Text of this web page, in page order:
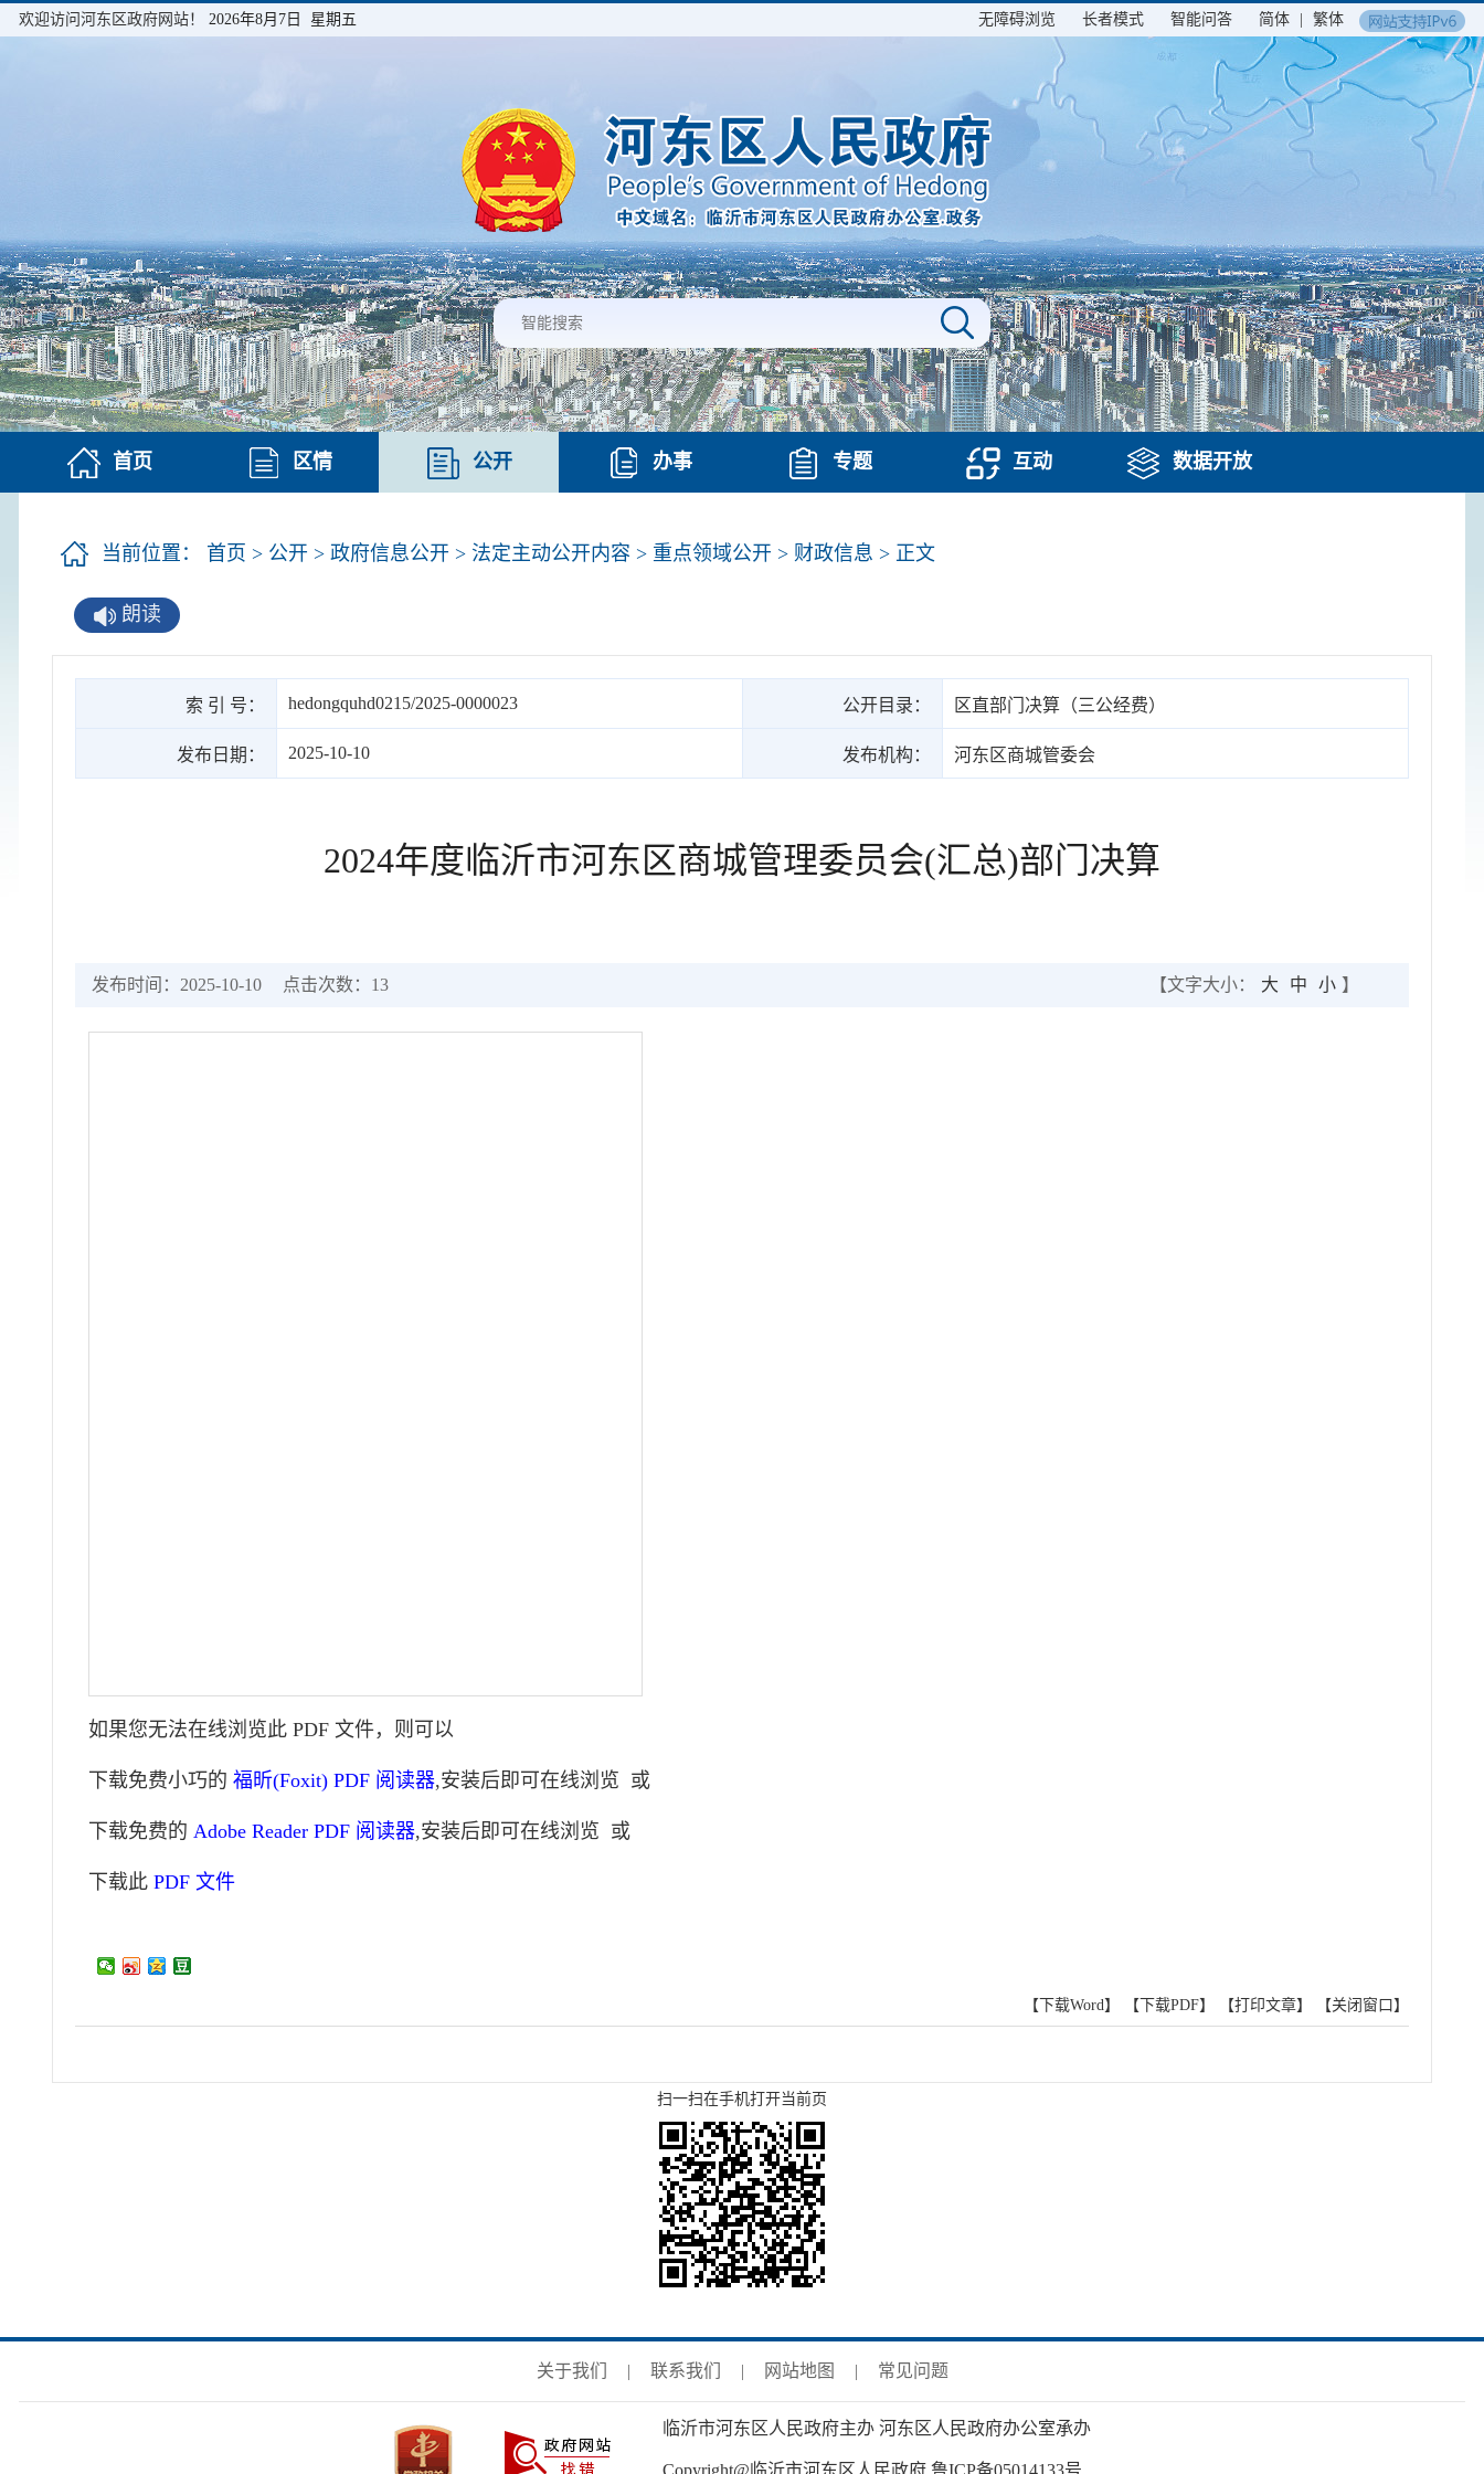
欢迎访问河东区政府网站！ 2026年8月7日 星期五 无障碍浏览 长者模式 智能问答 简体 繁体
首页 区情 公开 办事 专题 互动 数据开放
当前位置： 首页 > 公开 > 政府信息公开 > 法定主动公开内容 > 重点领域公开 > 财政信息 > 正文
朗读
索 引 号： hedongquhd0215/2025-0000023 公开目录： 区直部门决算（三公经费）
发布日期： 2025-10-10 发布机构： 河东区商城管委会
2024年度临沂市河东区商城管理委员会(汇总)部门决算
发布时间：2025-10-10 点击次数： 13 【文字大小： 大 中 小 】
如果您无法在线浏览此 PDF 文件，则可以
下载免费小巧的福昕(Foxit) PDF 阅读器,安装后即可在线浏览 或
下载免费的Adobe Reader PDF 阅读器,安装后即可在线浏览 或
下载此PDF 文件
【下载Word】 【下载PDF】 【打印文章】 【关闭窗口】
扫一扫在手机打开当前页
关于我们 | 联系我们 | 网站地图 | 常见问题
临沂市河东区人民政府主办 河东区人民政府办公室承办
Copyright@临沂市河东区人民政府 鲁ICP备05014133号